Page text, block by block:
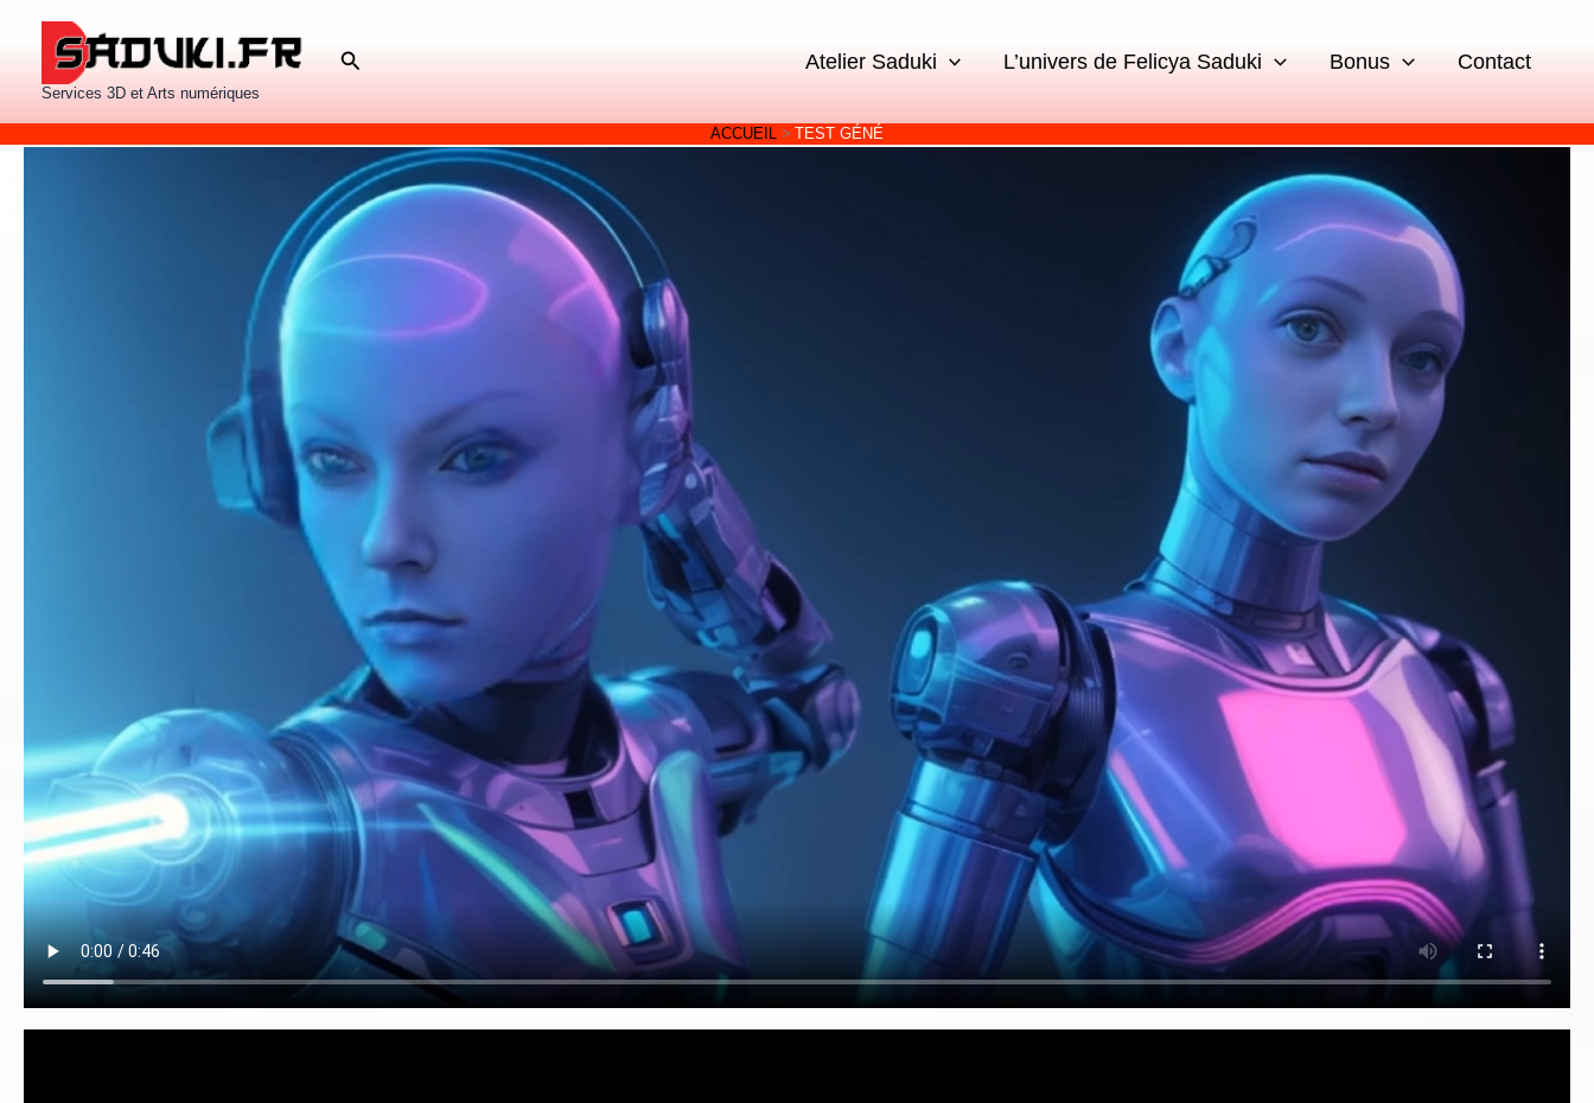
contenuServices 3D et Arts numériques
Rechercher Atelier Saduki L’univers de Felicya Saduki Bonus Contact
ACCUEIL TEST GÉNÉ